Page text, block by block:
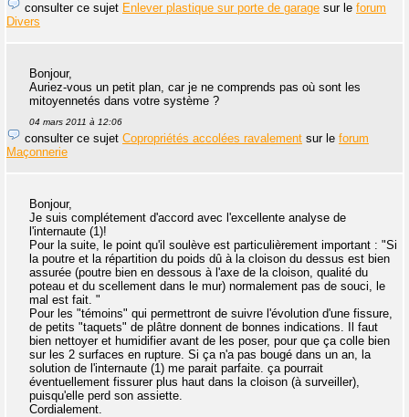
consulter ce sujet Enlever plastique sur porte de garage sur le forum
Divers
Bonjour,
Auriez-vous un petit plan, car je ne comprends pas où sont les
mitoyennetés dans votre système ?
04 mars 2011 à 12:06
consulter ce sujet Copropriétés accolées ravalement sur le forum
Maçonnerie
Bonjour,
Je suis complétement d'accord avec l'excellente analyse de
l'internaute (1)!
Pour la suite, le point qu'il soulève est particulièrement important : "Si
la poutre et la répartition du poids dû à la cloison du dessus est bien
assurée (poutre bien en dessous à l'axe de la cloison, qualité du
poteau et du scellement dans le mur) normalement pas de souci, le
mal est fait. "
Pour les "témoins" qui permettront de suivre l'évolution d'une fissure,
de petits "taquets" de plâtre donnent de bonnes indications. Il faut
bien nettoyer et humidifier avant de les poser, pour que ça colle bien
sur les 2 surfaces en rupture. Si ça n'a pas bougé dans un an, la
solution de l'internaute (1) me parait parfaite. ça pourrait
éventuellement fissurer plus haut dans la cloison (à surveiller),
puisqu'elle perd son assiette.
Cordialement.